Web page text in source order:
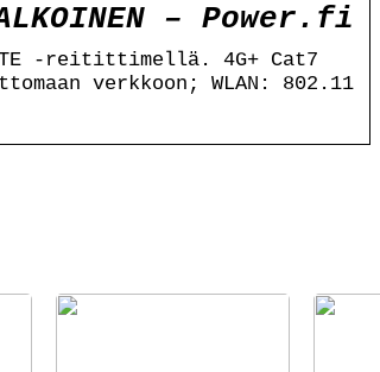
– Power.fi
-reitittimellä. 4G+ Cat7
verkkoon; WLAN: 802.11